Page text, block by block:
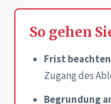
So gehen
Frist beachten
Zugang des
Begrundung